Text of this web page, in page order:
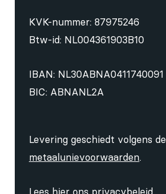
KVK-nummer: 87975246
Btw-id: NL004361903B10
IBAN: NL30ABNA0411740091
BIC: ABNANL2A
Levering geschiedt volgens de
metaalunievoorwaarden.